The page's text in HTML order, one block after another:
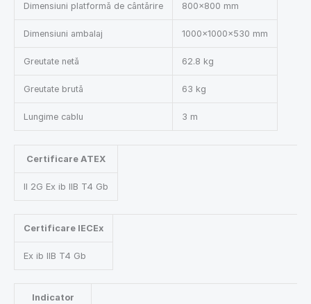
Dimensiuni platformă de cântărire 800×800 mm
Dimensiuni ambalaj 1000×1000×530 mm
Greutate netă 62.8 kg
Greutate brută 63 kg
Lungime cablu 3 m
Certificare ATEX
II 2G Ex ib IIB T4 Gb
Certificare IECEx
Ex ib IIB T4 Gb
Indicator